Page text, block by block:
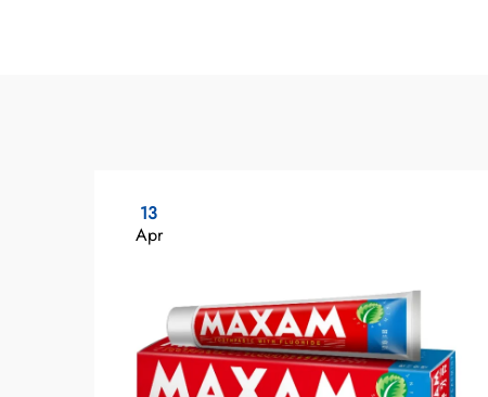
13
Apr